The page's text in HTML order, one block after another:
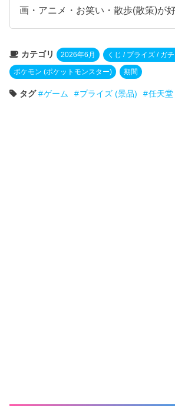
画・アニメ・お笑い・散歩(散策)が好
カテゴリ 2026年6月 くじ / プライズ / ガチ
ポケモン (ポケットモンスター) 期間
タグ ゲーム プライズ (景品) 任天堂